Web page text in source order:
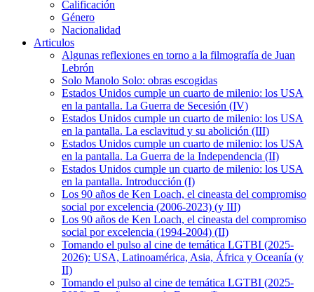
Calificación
Género
Nacionalidad
Articulos
Algunas reflexiones en torno a la filmografía de Juan
Lebrón
Solo Manolo Solo: obras escogidas
Estados Unidos cumple un cuarto de milenio: los USA
en la pantalla. La Guerra de Secesión (IV)
Estados Unidos cumple un cuarto de milenio: los USA
en la pantalla. La esclavitud y su abolición (III)
Estados Unidos cumple un cuarto de milenio: los USA
en la pantalla. La Guerra de la Independencia (II)
Estados Unidos cumple un cuarto de milenio: los USA
en la pantalla. Introducción (I)
Los 90 años de Ken Loach, el cineasta del compromiso
social por excelencia (2006-2023) (y III)
Los 90 años de Ken Loach, el cineasta del compromiso
social por excelencia (1994-2004) (II)
Tomando el pulso al cine de temática LGTBI (2025-
2026): USA, Latinoamérica, Asia, África y Oceanía (y
II)
Tomando el pulso al cine de temática LGTBI (2025-